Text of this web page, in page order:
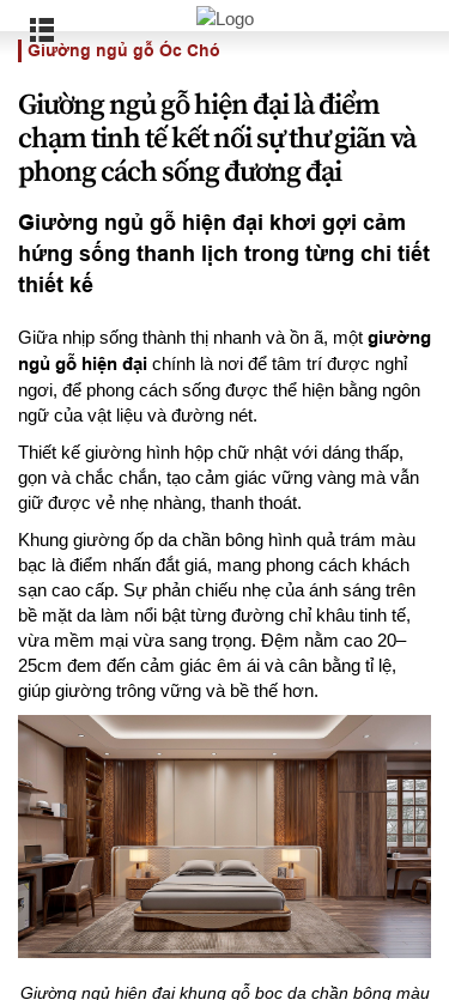
Giường ngủ gỗ Óc Chó
Giường ngủ gỗ hiện đại là điểm
chạm tinh tế kết nối sự thư giãn và
phong cách sống đương đại
Giường ngủ gỗ hiện đại khơi gợi cảm
hứng sống thanh lịch trong từng chi tiết
thiết kế
Giữa nhịp sống thành thị nhanh và ồn ã, một giường
ngủ gỗ hiện đại chính là nơi để tâm trí được nghỉ
ngơi, để phong cách sống được thể hiện bằng ngôn
ngữ của vật liệu và đường nét.
Thiết kế giường hình hộp chữ nhật với dáng thấp,
gọn và chắc chắn, tạo cảm giác vững vàng mà vẫn
giữ được vẻ nhẹ nhàng, thanh thoát.
Khung giường ốp da chần bông hình quả trám màu
bạc là điểm nhấn đắt giá, mang phong cách khách
sạn cao cấp. Sự phản chiếu nhẹ của ánh sáng trên
bề mặt da làm nổi bật từng đường chỉ khâu tinh tế,
vừa mềm mại vừa sang trọng. Đệm nằm cao 20–
25cm đem đến cảm giác êm ái và cân bằng tỉ lệ,
giúp giường trông vững và bề thế hơn.
Giường ngủ hiện đại khung gỗ bọc da chần bông màu